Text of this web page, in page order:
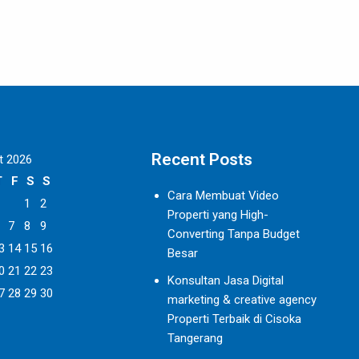
2026
F S
S
1
2
7 8
9
14 15 16
21 22 23
28 29 30
Recent Posts
Cara Membuat Video
Properti yang High-
Converting Tanpa Budget
Besar
Konsultan Jasa Digital
marketing & creative agency
Properti Terbaik di Cisoka
Tangerang